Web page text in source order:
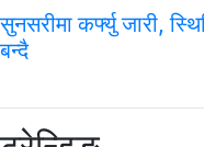
सुनसरीमा कर्फ्यु जारी,
बन्दै